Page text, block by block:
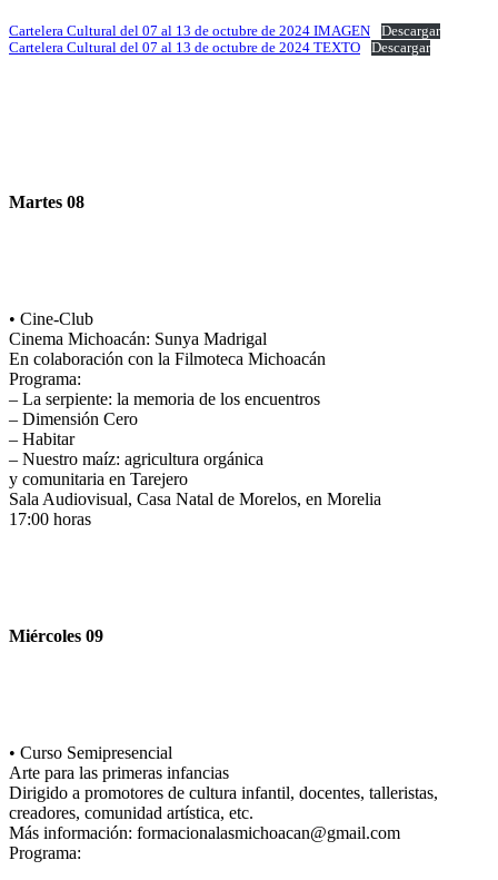
Cartelera Cultural del 07 al 13 de octubre de 2024 IMAGEN
Descargar
Cartelera Cultural del 07 al 13 de octubre de 2024 TEXTO
Descargar
Martes 08
• Cine-Club
Cinema Michoacán: Sunya Madrigal
En colaboración con la Filmoteca Michoacán
Programa:
– La serpiente: la memoria de los encuentros
– Dimensión Cero
– Habitar
– Nuestro maíz: agricultura orgánica
y comunitaria en Tarejero
Sala Audiovisual, Casa Natal de Morelos, en Morelia
17:00 horas
Miércoles 09
• Curso Semipresencial
Arte para las primeras infancias
Dirigido a promotores de cultura infantil, docentes, talleristas,
creadores, comunidad artística, etc.
Más información: formacionalasmichoacan@gmail.com
Programa: